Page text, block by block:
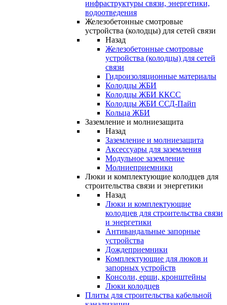
инфраструктуры связи, энергетики,
водоотведения
Железобетонные смотровые
устройства (колодцы) для сетей связи
Назад
Железобетонные смотровые
устройства (колодцы) для сетей
связи
Гидроизоляционные материалы
Колодцы ЖБИ
Колодцы ЖБИ ККСС
Колодцы ЖБИ ССД-Пайп
Кольца ЖБИ
Заземление и молниезащита
Назад
Заземление и молниезащита
Аксессуары для заземления
Модульное заземление
Молниеприемники
Люки и комплектующие колодцев для
строительства связи и энергетики
Назад
Люки и комплектующие
колодцев для строительства связи
и энергетики
Антивандальные запорные
устройства
Дождеприемники
Комплектующие для люков и
запорных устройств
Консоли, ерши, кронштейны
Люки колодцев
Плиты для строительства кабельной